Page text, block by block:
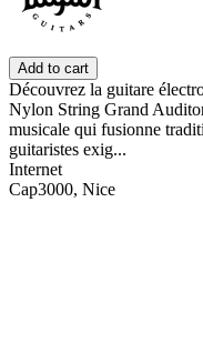
Add to cart
Découvrez la guitare
Nylon String Grand
musicale qui fusionne
guitaristes exig...
Internet
Cap3000, Nice